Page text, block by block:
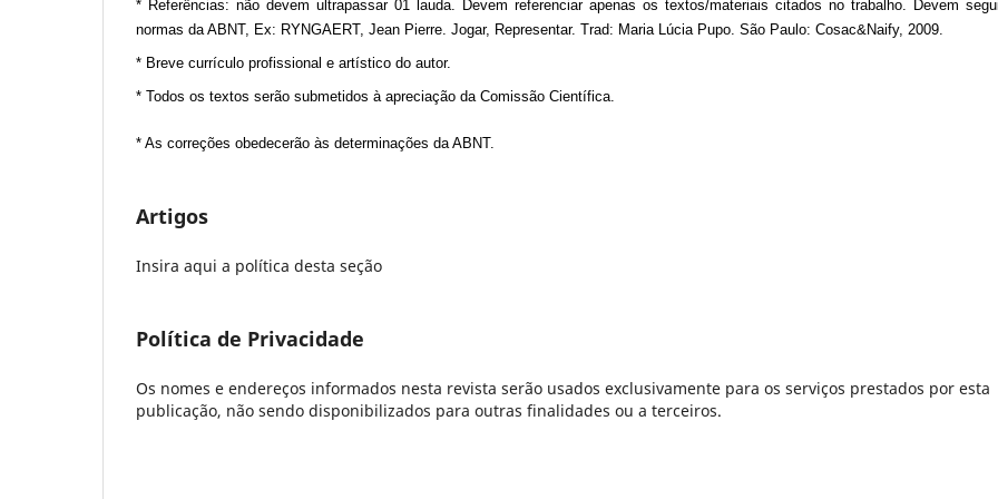
* Referências: não devem ultrapassar 01 lauda. Devem referenciar apenas os textos/materiais citados no trabalho. Devem
normas da ABNT, Ex: RYNGAERT, Jean Pierre. Jogar, Representar. Trad: Maria Lúcia Pupo. São Paulo: Cosac&Naify, 2009.
* Breve currículo profissional e artístico do autor.
* Todos os textos serão submetidos à apreciação da Comissão Científica.
* As correções obedecerão às determinações da ABNT.
Artigos
Insira aqui a política desta seção
Política de Privacidade
Os nomes e endereços informados nesta revista serão usados exclusivamente para os serviços prestados por esta
publicação, não sendo disponibilizados para outras finalidades ou a terceiros.